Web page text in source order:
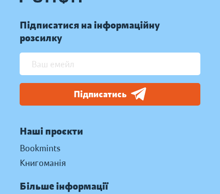
Підписатися на інформаційну
розсилку
Підписатись
Наші проєкти
Bookmints
Книгоманія
Більше інформації